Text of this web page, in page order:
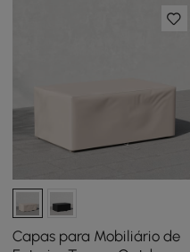
Capas para Mobiliário de